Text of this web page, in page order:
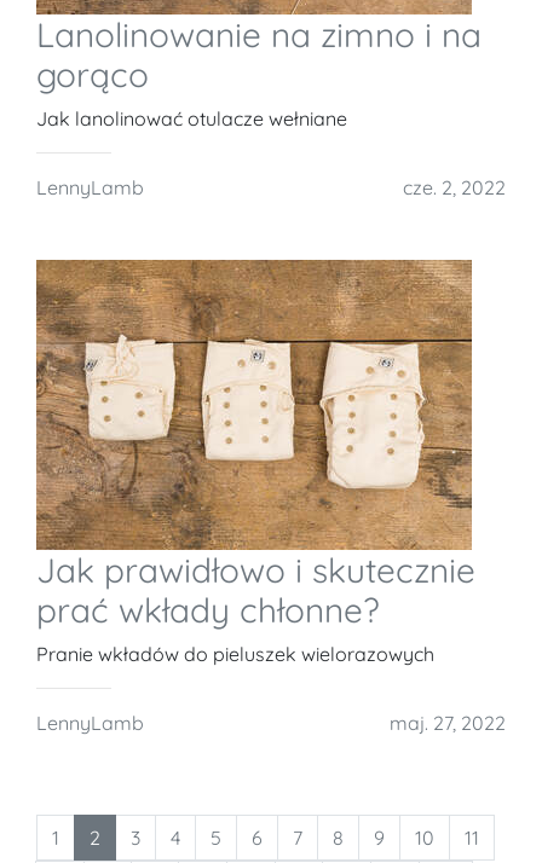
Lanolinowanie na zimno i na
gorąco
Jak lanolinować otulacze wełniane
LennyLamb cze. 2, 2022
Jak prawidłowo i skutecznie
prać wkłady chłonne?
Pranie wkładów do pieluszek wielorazowych
LennyLamb maj. 27, 2022
1 2 3 4 5 6 7 8 9 10
11